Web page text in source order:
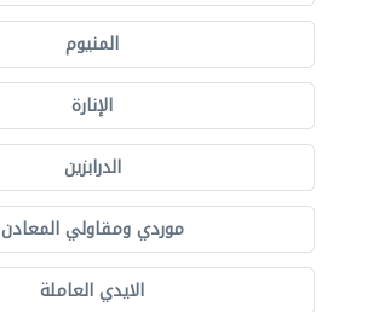
المنيوم
الإنارة
الدرابزين
موردي ومقاولي المعادن
الايدي العاملة